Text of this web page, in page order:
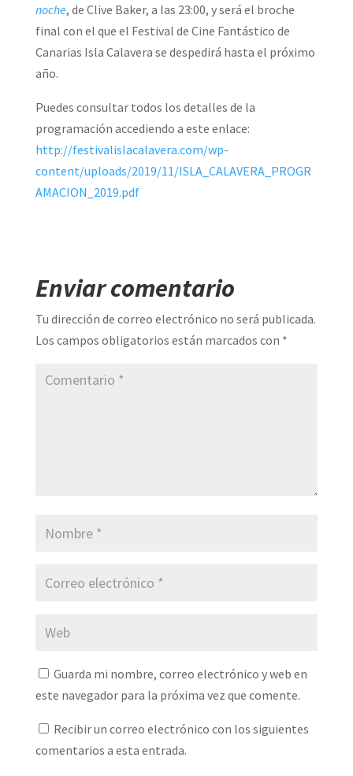
noche, de Clive Baker, a las 23:00, y será el broche
final con el que el Festival de Cine Fantástico de
Canarias Isla Calavera se despedirá hasta el próximo
año.
Puedes consultar todos los detalles de la
programación accediendo a este enlace:
http://festivalislacalavera.com/wp-
content/uploads/2019/11/ISLA_CALAVERA_PROGR
AMACION_2019.pdf
Enviar comentario
Tu dirección de correo electrónico no será publicada.
Los campos obligatorios están marcados con *
Guarda mi nombre, correo electrónico y web en
este navegador para la próxima vez que comente.
Recibir un correo electrónico con los siguientes
comentarios a esta entrada.